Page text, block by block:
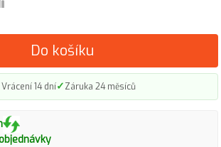
Do košíku
Vrácení 14 dní✓Záruka 24 měsíců